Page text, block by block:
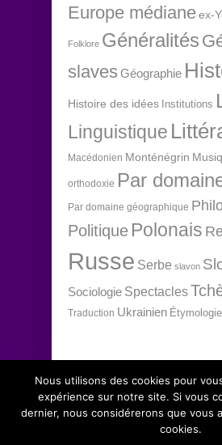
Europe médianeex-
Folklore Généralités
slaves Géographie
Histoire des idées Institutions
Linguistique
Macédonien Monténégrin
orthodoxie Par
Par domaine géographique
Politique Polonais
Russe Serbe slavon
Sociologie Spectacles
Traduction Ukrainien Étymologie
Copyright 2012 Institut d'études
Nous utilisons des cookies pour
expérience sur notre site. Si vous
dernier, nous considérerons que vous
cookies.